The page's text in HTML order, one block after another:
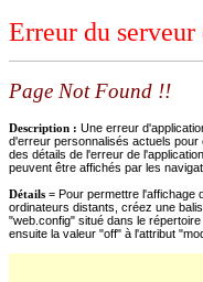
Erreur du
Page Not Found !!
Description : Une erreur
d'erreur personnalisés actuels pour
des détails de l'erreur de
peuvent être affichés par les
Détails = Pour permettre l'affichage
ordinateurs distants, créez une
"web.config" situé dans le
ensuite la valeur "off" à l'attribut